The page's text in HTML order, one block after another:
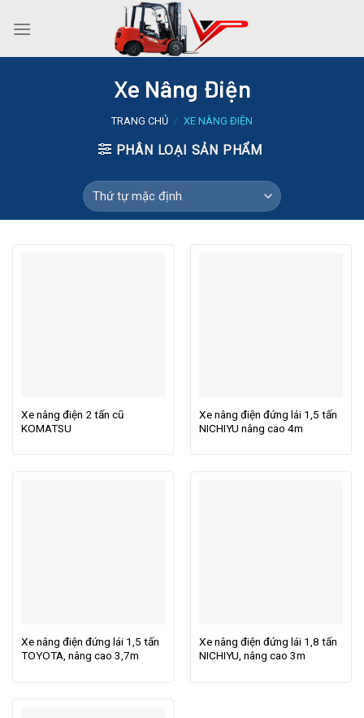
Xe Nâng Điện
TRANG CHỦ / XE NÂNG ĐIỆN
PHÂN LOẠI SẢN PHẨM
Xe nâng điện 2 tấn cũ
KOMATSU
Xe nâng điện đứng lái 1,5 tấn
NICHIYU nâng cao 4m
Xe nâng điện đứng lái 1,5 tấn
TOYOTA, nâng cao 3,7m
Xe nâng điện đứng lái 1,8 tấn
NICHIYU, nâng cao 3m